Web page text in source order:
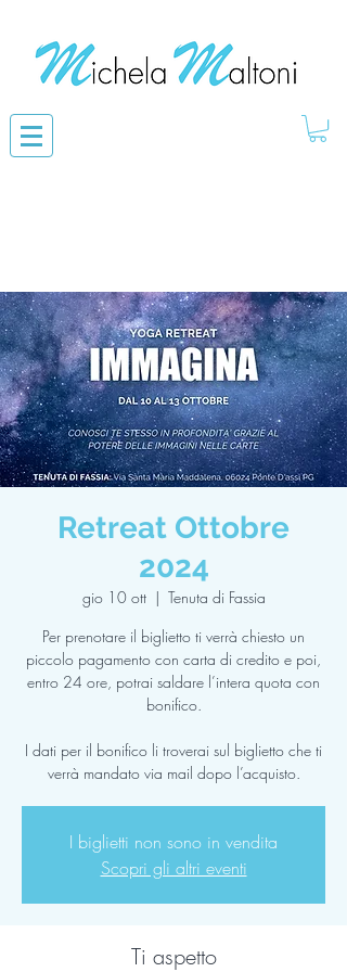
Retreat Ottobre
2024
gio 10 ott
  |
Tenuta di Fassia
Per prenotare il biglietto ti verrà chiesto un
piccolo pagamento con carta di credito e poi,
entro 24 ore, potrai saldare l’intera quota con
bonifico.
I dati per il bonifico li troverai sul biglietto che ti
verrà mandato via mail dopo l’acquisto.
I biglietti non sono in vendita
Scopri gli altri eventi
Ti aspetto